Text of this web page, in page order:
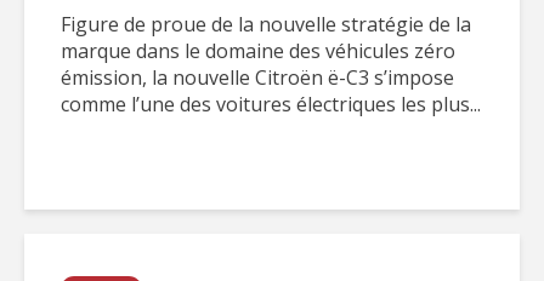
Figure de proue de la nouvelle stratégie de la
marque dans le domaine des véhicules zéro
émission, la nouvelle Citroën ë-C3 s’impose
comme l’une des voitures électriques les plus...